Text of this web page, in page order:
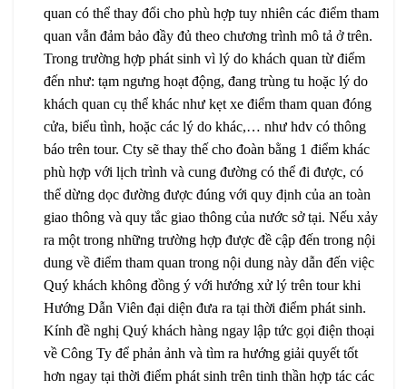
quan có thể thay đổi cho phù hợp tuy nhiên các điểm tham
quan vẫn đảm bảo đầy đủ theo chương trình mô tả ở trên.
Trong trường hợp phát sinh vì lý do khách quan từ điểm
đến như: tạm ngưng hoạt động, đang trùng tu hoặc lý do
khách quan cụ thể khác như kẹt xe điểm tham quan đóng
cửa, biểu tình, hoặc các lý do khác,… như hdv có thông
báo trên tour. Cty sẽ thay thế cho đoàn bằng 1 điểm khác
phù hợp với lịch trình và cung đường có thể đi được, có
thể dừng dọc đường được đúng với quy định của an toàn
giao thông và quy tắc giao thông của nước sở tại. Nếu xảy
ra một trong những trường hợp được đề cập đến trong nội
dung về điểm tham quan trong nội dung này dẫn đến việc
Quý khách không đồng ý với hướng xử lý trên tour khi
Hướng Dẫn Viên đại diện đưa ra tại thời điểm phát sinh.
Kính đề nghị Quý khách hàng ngay lập tức gọi điện thoại
về Công Ty để phản ảnh và tìm ra hướng giải quyết tốt
hơn ngay tại thời điểm phát sinh trên tinh thần hợp tác các